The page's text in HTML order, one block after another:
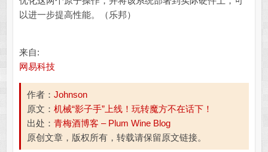
以进一步提高性能。（乐邦）
来自:
网易科技
作者： Johnson
原文： 机械“影子手”上线！玩转魔方不在话下！
出处： 青梅酒博客 – Plum Wine Blog
原创文章，版权所有，转载请保留原文链接。